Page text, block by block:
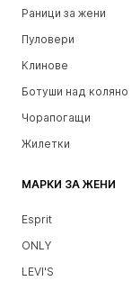
Раници за жени
Пуловери
Клинове
Ботуши над коляно
Чорапогащи
Жилетки
МАРКИ ЗА ЖЕНИ
Esprit
ONLY
LEVI'S